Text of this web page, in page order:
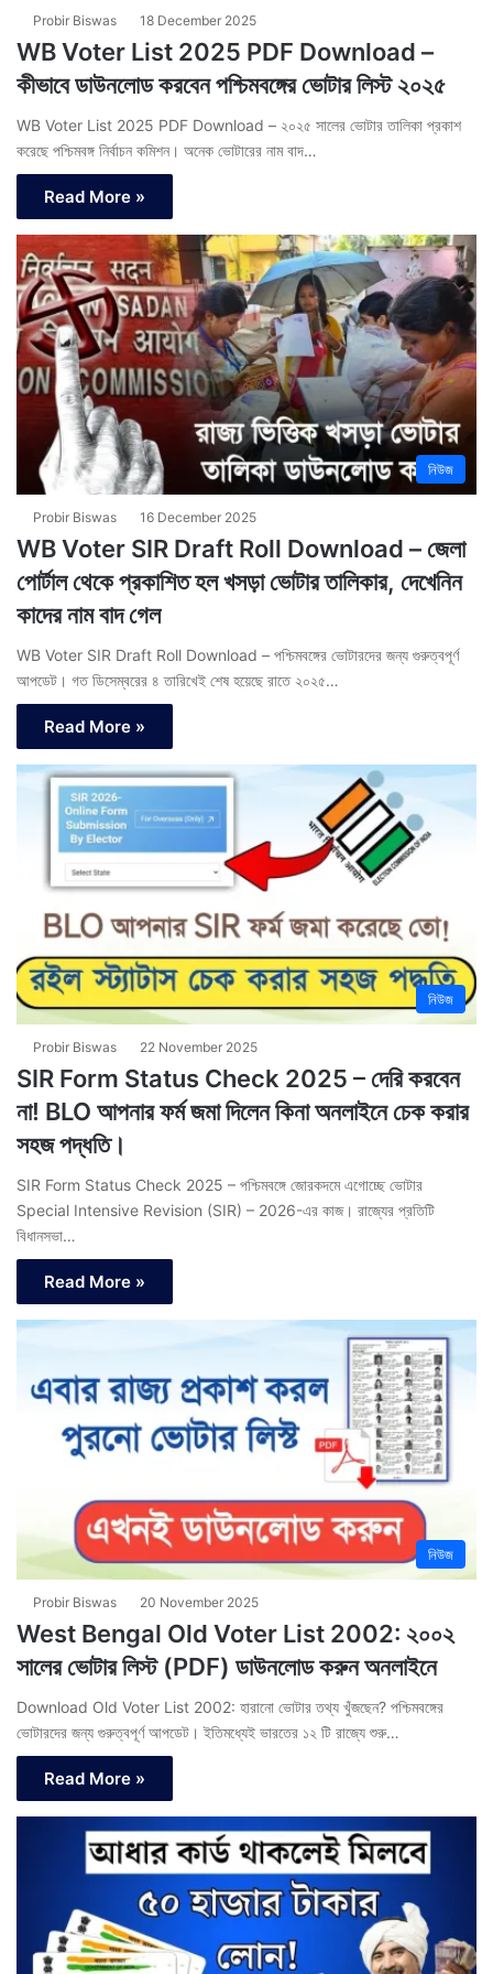
Probir Biswas 18 December 2025
WB Voter List 2025 PDF Download –
কীভাবে ডাউনলোড করবেন পশ্চিমবঙ্গের ভোটার লিস্ট ২০২৫
WB Voter List 2025 PDF Download – ২০২৫ সালের ভোটার তালিকা প্রকাশ
করেছে পশ্চিমবঙ্গ নির্বাচন কমিশন। অনেক ভোটারের নাম বাদ…
Read More »
নিউজ
Probir Biswas 16 December 2025
WB Voter SIR Draft Roll Download – জেলা
পোর্টাল থেকে প্রকাশিত হল খসড়া ভোটার তালিকার, দেখেনিন
কাদের নাম বাদ গেল
WB Voter SIR Draft Roll Download – পশ্চিমবঙ্গের ভোটারদের জন্য গুরুত্বপূর্ণ
আপডেট। গত ডিসেম্বরের ৪ তারিখেই শেষ হয়েছে রাতে ২০২৫…
Read More »
নিউজ
Probir Biswas 22 November 2025
SIR Form Status Check 2025 – দেরি করবেন
না! BLO আপনার ফর্ম জমা দিলেন কিনা অনলাইনে চেক করার
সহজ পদ্ধতি।
SIR Form Status Check 2025 – পশ্চিমবঙ্গে জোরকদমে এগোচ্ছে ভোটার
Special Intensive Revision (SIR) – 2026-এর কাজ। রাজ্যের প্রতিটি
বিধানসভা…
Read More »
নিউজ
Probir Biswas 20 November 2025
West Bengal Old Voter List 2002: ২০০২
সালের ভোটার লিস্ট (PDF) ডাউনলোড করুন অনলাইনে
Download Old Voter List 2002: হারানো ভোটার তথ্য খুঁজছেন? পশ্চিমবঙ্গের
ভোটারদের জন্য গুরুত্বপূর্ণ আপডেট। ইতিমধ্যেই ভারতের ১২ টি রাজ্যে শুরু…
Read More »